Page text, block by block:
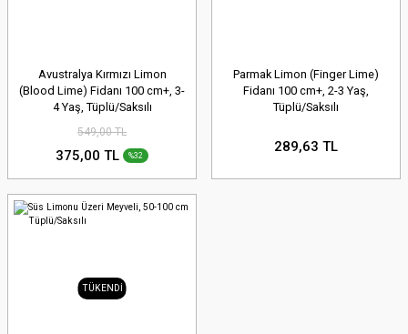
Avustralya Kırmızı Limon
(Blood Lime) Fidanı 100 cm+, 3-
4 Yaş, Tüplü/Saksılı
549,00 TL
375,00 TL %32
Parmak Limon (Finger Lime)
Fidanı 100 cm+, 2-3 Yaş,
Tüplü/Saksılı
289,63 TL
TÜKENDİ